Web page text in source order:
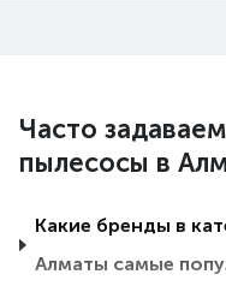
Часто
пылесосы в
Какие бренды в
Алматы самые